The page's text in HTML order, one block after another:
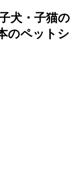
犬・子猫の
のペットシ